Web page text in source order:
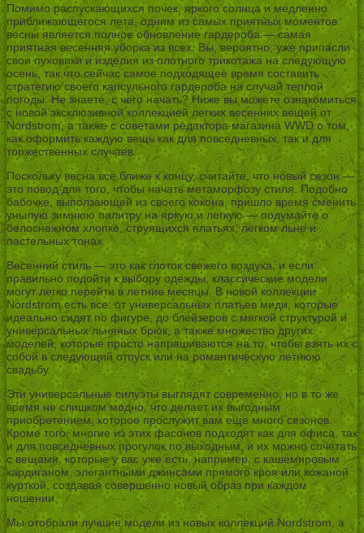
Помимо распускающихся почек, яркого солнца и медленно
приближающегося лета, одним из самых приятных моментов
весны является полное обновление гардероба — самая
приятная весенняя уборка из всех. Вы, вероятно, уже припасли
свои пуховики и изделия из плотного трикотажа на следующую
осень, так что сейчас самое подходящее время составить
стратегию своего капсульного гардероба на случай теплой
погоды. Не знаете, с чего начать? Ниже вы можете ознакомиться
с новой эксклюзивной коллекцией легких весенних вещей от
Nordstrom, а также с советами редактора магазина WWD о том,
как оформить каждую вещь как для повседневных, так и для
торжественных случаев.
Поскольку весна все ближе к концу, считайте, что новый сезон —
это повод для того, чтобы начать метаморфозу стиля. Подобно
бабочке, выползающей из своего кокона, пришло время сменить
унылую зимнюю палитру на яркую и легкую — подумайте о
белоснежном хлопке, струящихся платьях, легком льне и
пастельных тонах.
Весенний стиль — это как глоток свежего воздуха, и если
правильно подойти к выбору одежды, классические модели
могут легко перейти в летние месяцы. В новой коллекции
Nordstrom есть все: от универсальных платьев миди, которые
идеально сидят по фигуре, до блейзеров с мягкой структурой и
универсальных льняных брюк, а также множество других
моделей, которые просто напрашиваются на то, чтобы взять их с
собой в следующий отпуск или на романтическую летнюю
свадьбу.
Эти универсальные силуэты выглядят современно, но в то же
время не слишком модно, что делает их выгодным
приобретением, которое прослужит вам еще много сезонов.
Кроме того, многие из этих фасонов подходят как для офиса, так
и для повседневных прогулок по выходным, и их можно сочетать
с вещами, которые у вас уже есть, например, с кашемировым
кардиганом, элегантными джинсами прямого кроя или кожаной
курткой, создавая совершенно новый образ при каждом
ношении.
Мы отобрали лучшие модели из новых коллекций Nordstrom, а